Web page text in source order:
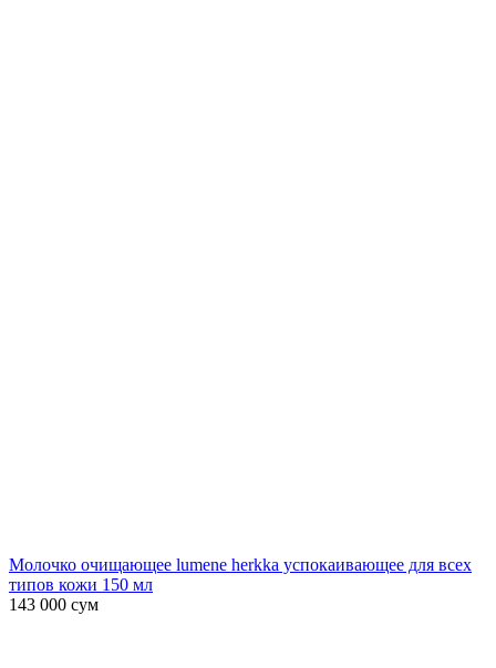
Молочко очищающее lumene herkka успокаивающее для всех
типов кожи 150 мл
143 000 сум